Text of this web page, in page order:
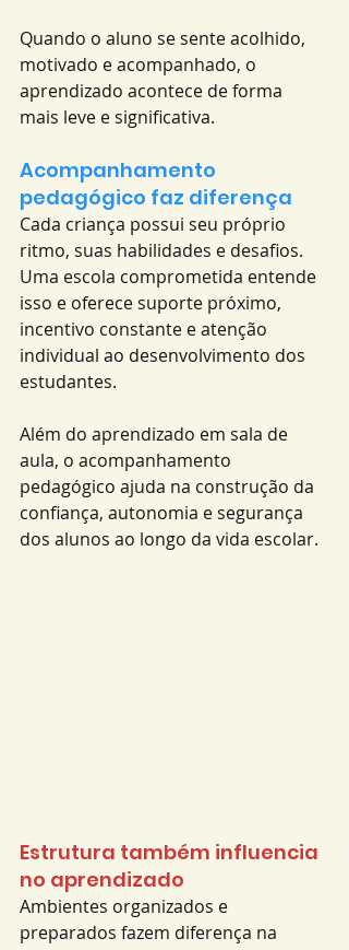
Quando o aluno se sente acolhido,
motivado e acompanhado, o
aprendizado acontece de forma
mais leve e significativa.
Acompanhamento
pedagógico faz diferença
Cada criança possui seu próprio
ritmo, suas habilidades e desafios.
Uma escola comprometida entende
isso e oferece suporte próximo,
incentivo constante e atenção
individual ao desenvolvimento dos
estudantes.
Além do aprendizado em sala de
aula, o acompanhamento
pedagógico ajuda na construção da
confiança, autonomia e segurança
dos alunos ao longo da vida escolar.
Estrutura também influencia
no aprendizado
Ambientes organizados e
preparados fazem diferença na